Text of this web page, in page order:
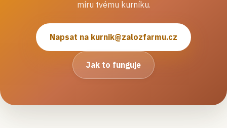
míru tvému kurníku.
Napsat na kurnik@zalozfarmu.cz
Jak to funguje